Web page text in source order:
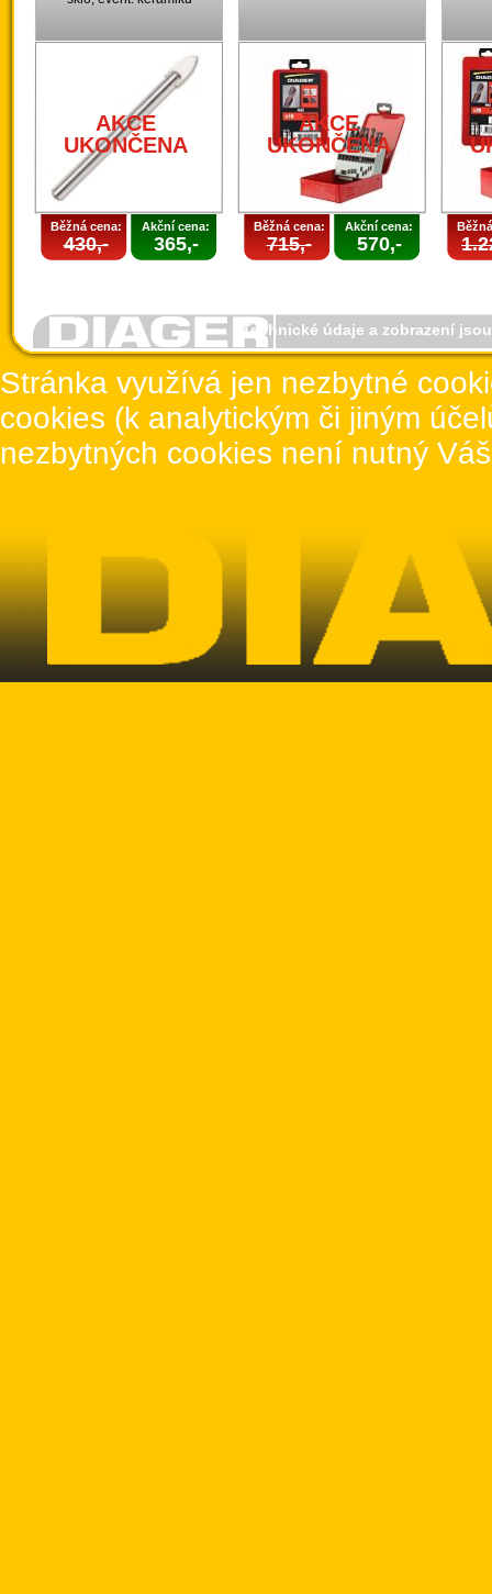
AKCE
UKONČENA
Běžná cena:
430,-
Akční cena:
365,-
AKCE
UKONČENA
Běžná cena:
715,-
Akční cena:
570,-
Technické údaje a zobrazení
Stránka využívá jen nezbytné
cookies (k analytickým či jiným
nezbytných cookies není nutný